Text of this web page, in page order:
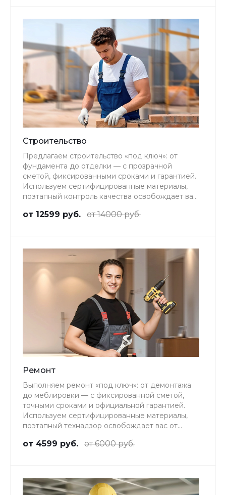
Строительство
Предлагаем строительство «под ключ»: от
фундамента до отделки — с прозрачной
сметой, фиксированными сроками и гарантией.
Используем сертифицированные материалы,
поэтапный контроль качества освобождает вас
от 12599 руб. от 14000 руб.
Ремонт
Выполняем ремонт «под ключ»: от демонтажа
до меблировки — с фиксированной сметой,
точными сроками и официальной гарантией.
Используем сертифицированные материалы,
поэтапный технадзор освобождает вас от
от 4599 руб. от 6000 руб.